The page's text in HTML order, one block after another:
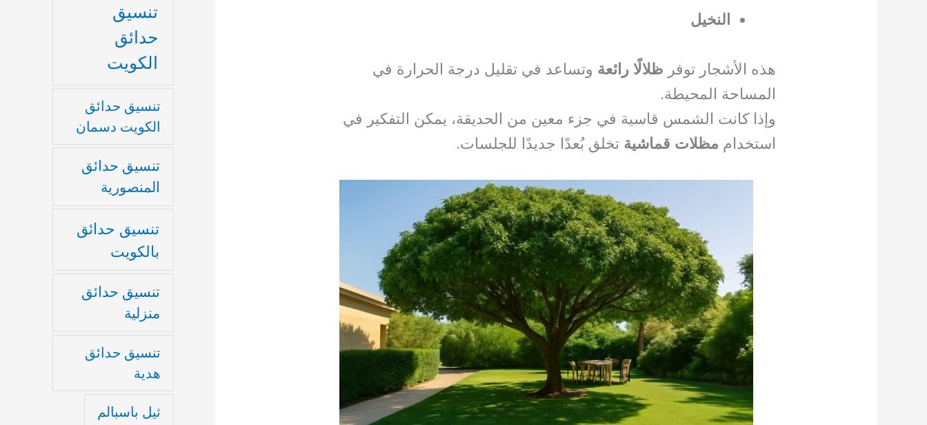
النخيل
هذه الأشجار توفر ظلالًا رائعة وتساعد في تقليل درجة الحرارة في
المساحة المحيطة.
وإذا كانت الشمس قاسية في جزء معين من الحديقة، يمكن التفكير في
استخدام مظلات قماشية تخلق بُعدًا جديدًا للجلسات.
تنسيق
حدائق
الكويت
تنسيق حدائق
الكويت دسمان
تنسيق حدائق
المنصورية
تنسيق حدائق
بالكويت
تنسيق حدائق
منزلية
تنسيق حدائق
هدية
ثيل باسبالم